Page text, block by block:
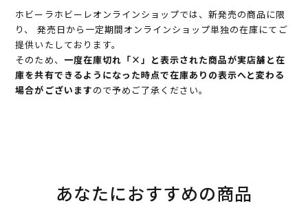
ホビーラホビーレオンラインショップでは、新発売の商品に限
り、 発売日から一定期間オンラインショップ単独の在庫にてご
提供いたしております。
そのため、 一度在庫切れ「×」と表示された商品が実店舗と在
庫を共有できるようになった時点で在庫ありの表示へと変わる
場合がございますので予めご了承ください。
あなたにおすすめの商品